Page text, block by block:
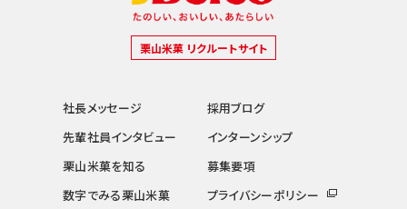
栗山米菓 リクルートサイト
社長メッセージ
先輩社員インタビュー
栗山米菓を知る
数字でみる栗山米菓
採用ブログ
インターンシップ
募集要項
プライバシーポリシー